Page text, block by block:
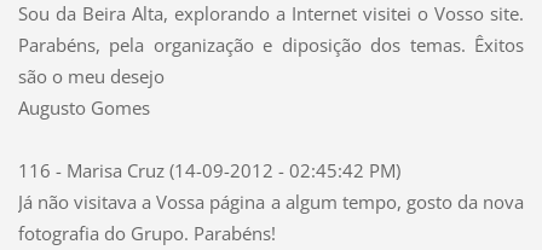
Sou da Beira Alta, explorando a Internet visitei o Vosso site.
Parabéns, pela organização e diposição dos temas. Êxitos
são o meu desejo
Augusto Gomes
116 - Marisa Cruz (14-09-2012 - 02:45:42 PM)
Já não visitava a Vossa página a algum tempo, gosto da nova
fotografia do Grupo. Parabéns!